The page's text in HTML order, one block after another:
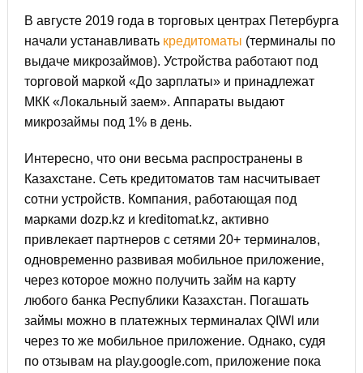
В августе 2019 года в торговых центрах Петербурга
начали устанавливать кредитоматы (терминалы по
выдаче микрозаймов). Устройства работают под
торговой маркой «До зарплаты» и принадлежат
МКК «Локальный заем». Аппараты выдают
микрозаймы под 1% в день.
Интересно, что они весьма распространены в
Казахстане. Сеть кредитоматов там насчитывает
сотни устройств. Компания, работающая под
марками dozp.kz и kreditomat.kz, активно
привлекает партнеров с сетями 20+ терминалов,
одновременно развивая мобильное приложение,
через которое можно получить займ на карту
любого банка Республики Казахстан. Погашать
займы можно в платежных терминалах QIWI или
через то же мобильное приложение. Однако, судя
по отзывам на play.google.com, приложение пока